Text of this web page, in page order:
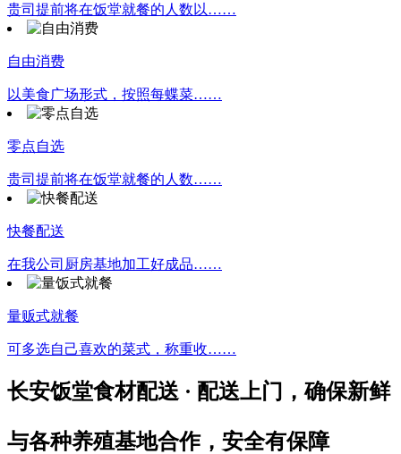
贵司提前将在饭堂就餐的人数以……
自由消费
以美食广场形式，按照每蝶菜……
零点自选
贵司提前将在饭堂就餐的人数……
快餐配送
在我公司厨房基地加工好成品……
量贩式就餐
可多选自己喜欢的菜式，称重收……
长安饭堂食材配送 · 配送上门，确保新鲜
与各种养殖基地合作，安全有保障